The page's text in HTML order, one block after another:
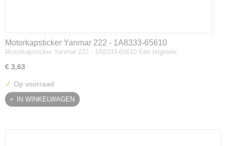
Motorkapsticker Yanmar 222 - 1A8333-65610
Motorkapsticker Yanmar 222 - 1A8333-65610 Een originele…
€ 3,63
✓ Op voorraad
IN WINKELWAGEN